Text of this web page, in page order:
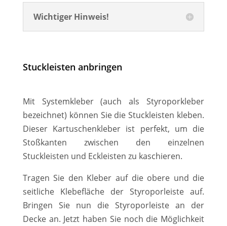
Wichtiger Hinweis!
Stuckleisten anbringen
Mit Systemkleber (auch als Styroporkleber
bezeichnet) können Sie die Stuckleisten kleben.
Dieser Kartuschenkleber ist perfekt, um die
Stoßkanten zwischen den einzelnen
Stuckleisten und Eckleisten zu kaschieren.
Tragen Sie den Kleber auf die obere und die
seitliche Klebefläche der Styroporleiste auf.
Bringen Sie nun die Styroporleiste an der
Decke an. Jetzt haben Sie noch die Möglichkeit